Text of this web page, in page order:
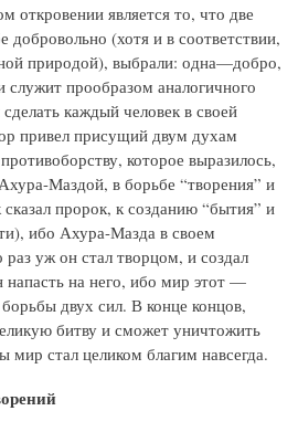
откровении является то, что две
(хотя и в соответствии,
природой), выбрали: одна—добро,
прообразом аналогичного
каждый человек в своей
привел присущий двум духам
которое выразилось,
Маздой, в борьбе “творения” и
пророк, к созданию “бытия” и
ибо Ахура-Мазда в своем
раз уж он стал творцом, и создал
на него, ибо мир этот —
двух сил. В конце концов,
битву и сможет уничтожить
мир стал целиком благим навсегда.